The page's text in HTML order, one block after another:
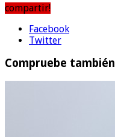
compartir!
Facebook
Twitter
Compruebe también